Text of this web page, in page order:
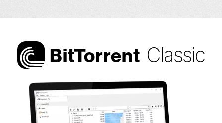
BitTorrent Classic